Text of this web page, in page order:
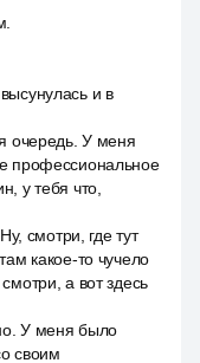
и в
очередь. У меня
профессиональное
у тебя что,
смотри, где тут
какое-то чучело
а вот здесь
У меня было
своим